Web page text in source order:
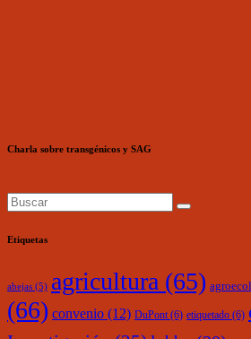
Charla sobre transgénicos y SAG
Etiquetas
abejas (5) agricultura (65)
(66) convenio (12) DuPont (6) etiquetado (6)